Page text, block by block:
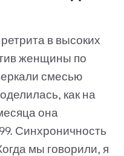
в высоких
женщины по
смесью
как на
она
Синхроничность
мы говорили, я